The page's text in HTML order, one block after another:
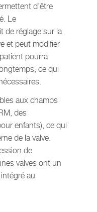
d’être
Le
de réglage sur la
et peut modifier
pourra
ce qui
aux champs
des
enfants), ce qui
de la valve.
de
valves ont un
au